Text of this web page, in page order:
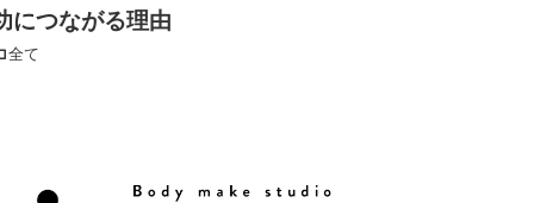
につながる理由
全て